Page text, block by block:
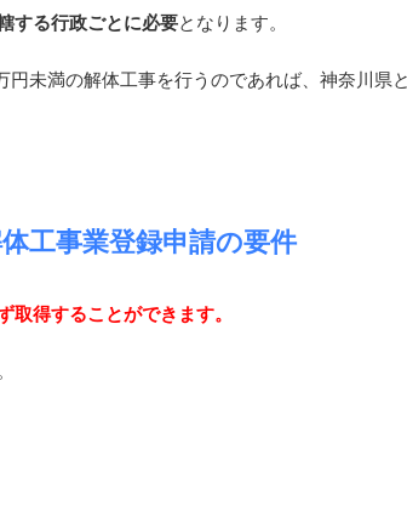
する行政ごとに必要となります。
未満の解体工事を行うのであれば、神奈川県
工事業登録申請の要件
得することができます。